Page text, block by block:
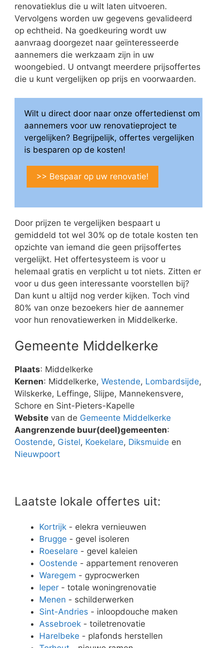
renovatieklus die u wilt laten uitvoeren.
Vervolgens worden uw gegevens gevalideerd
op echtheid. Na goedkeuring wordt uw
aanvraag doorgezet naar geïnteresseerde
aannemers die werkzaam zijn in uw
woongebied. U ontvangt meerdere prijsoffertes
die u kunt vergelijken op prijs en voorwaarden.
Wilt u direct door naar onze offertedienst om
aannemers voor uw renovatieproject te
vergelijken? Begrijpelijk, offertes vergelijken
is besparen op de kosten!
>> Bespaar op uw renovatie!
Door prijzen te vergelijken bespaart u
gemiddeld tot wel 30% op de totale kosten ten
opzichte van iemand die geen prijsoffertes
vergelijkt. Het offertesysteem is voor u
helemaal gratis en verplicht u tot niets. Zitten er
voor u dus geen interessante voorstellen bij?
Dan kunt u altijd nog verder kijken. Toch vind
80% van onze bezoekers hier de aannemer
voor hun renovatiewerken in Middelkerke.
Gemeente Middelkerke
Plaats: Middelkerke
Kernen: Middelkerke, Westende, Lombardsijde,
Wilskerke, Leffinge, Slijpe, Mannekensvere,
Schore en Sint-Pieters-Kapelle
Website van de Gemeente Middelkerke
Aangrenzende buur(deel)gemeenten:
Oostende, Gistel, Koekelare, Diksmuide en
Nieuwpoort
Laatste lokale offertes uit:
Kortrijk - elekra vernieuwen
Brugge - gevel isoleren
Roeselare - gevel kaleien
Oostende - appartement renoveren
Waregem - gyprocwerken
Ieper - totale woningrenovatie
Menen - schilderwerken
Sint-Andries - inloopdouche maken
Assebroek - toiletrenovatie
Harelbeke - plafonds herstellen